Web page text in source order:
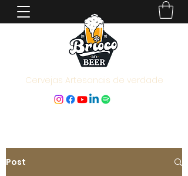
Cervejas Artesanais de verdade
Post